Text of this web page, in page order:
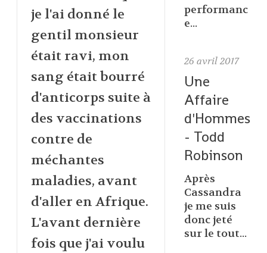
je l'ai donné le
gentil monsieur
était ravi, mon
sang était bourré
d'anticorps suite à
des vaccinations
contre de
méchantes
maladies, avant
d'aller en Afrique.
L'avant dernière
fois que j'ai voulu
performanc
e...
26 avril 2017
Une
Affaire
d'Hommes
- Todd
Robinson
Après
Cassandra
je me suis
donc jeté
sur le tout...